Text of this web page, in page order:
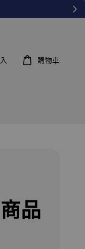
購物車
品